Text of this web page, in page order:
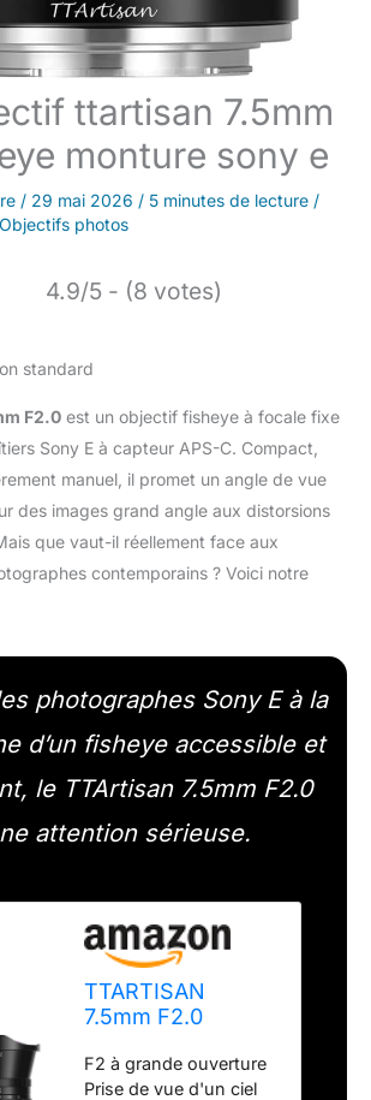
ttartisan 7.5mm
monture sony e
/ 29 mai 2026 / 5 minutes de lecture /
Objectifs photos
4.9/5 - (8 votes)
F2.0 est un objectif fisheye à focale fixe
Sony E à capteur APS-C. Compact,
manuel, il promet un angle de vue
des images grand angle aux distorsions
que vaut-il réellement face aux
contemporains ? Voici notre
photographes Sony E à la
d’un fisheye accessible et
le TTArtisan 7.5mm F2.0
attention sérieuse.
TTARTISAN
7.5mm F2.0
Fisheye Mise au
Point Manuelle
F2 à grande ouverture
Prise de vue d'un ciel